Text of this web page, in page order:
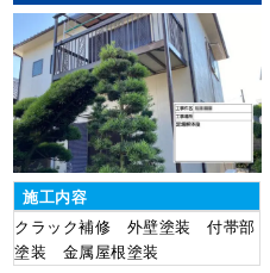
施工内容
クラック補修 外壁塗装 付帯部
塗装 金属屋根塗装